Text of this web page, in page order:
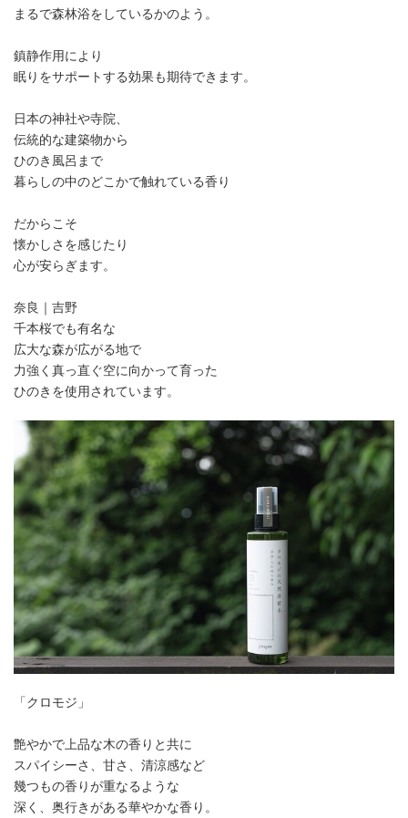
まるで森林浴をしているかのよう。
鎮静作用により
眠りをサポートする効果も期待できます。
日本の神社や寺院、
伝統的な建築物から
ひのき風呂まで
暮らしの中のどこかで触れている香り
だからこそ
懐かしさを感じたり
心が安らぎます。
奈良｜吉野
千本桜でも有名な
広大な森が広がる地で
力強く真っ直ぐ空に向かって育った
ひのきを使用されています。
「クロモジ」
艶やかで上品な木の香りと共に
スパイシーさ、甘さ、清涼感など
幾つもの香りが重なるような
深く、奥行きがある華やかな香り。